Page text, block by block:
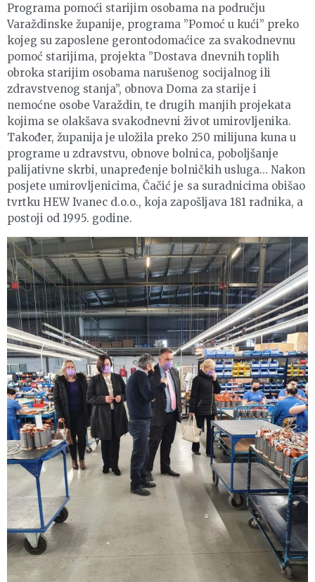
Programa pomoći starijim osobama na području
Varaždinske županije, programa ”Pomoć u kući” preko
kojeg su zaposlene gerontodomaćice za svakodnevnu
pomoć starijima, projekta ”Dostava dnevnih toplih
obroka starijim osobama narušenog socijalnog ili
zdravstvenog stanja”, obnova Doma za starije i
nemoćne osobe Varaždin, te drugih manjih projekata
kojima se olakšava svakodnevni život umirovljenika.
Također, županija je uložila preko 250 milijuna kuna u
programe u zdravstvu, obnove bolnica, poboljšanje
palijativne skrbi, unapređenje bolničkih usluga… Nakon
posjete umirovljenicima, Čačić je sa suradnicima obišao
tvrtku HEW Ivanec d.o.o., koja zapošljava 181 radnika, a
postoji od 1995. godine.